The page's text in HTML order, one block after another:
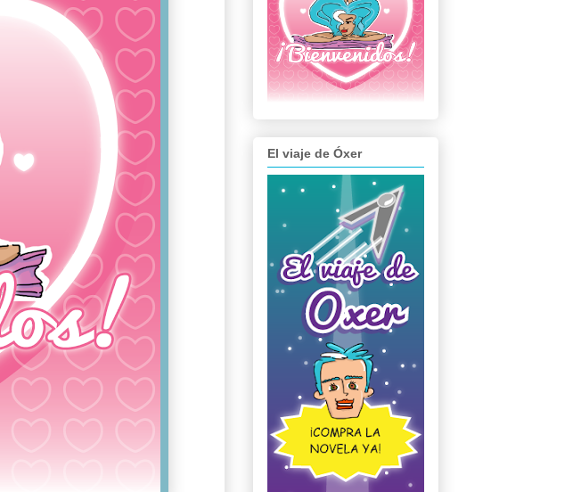
El viaje de Óxer